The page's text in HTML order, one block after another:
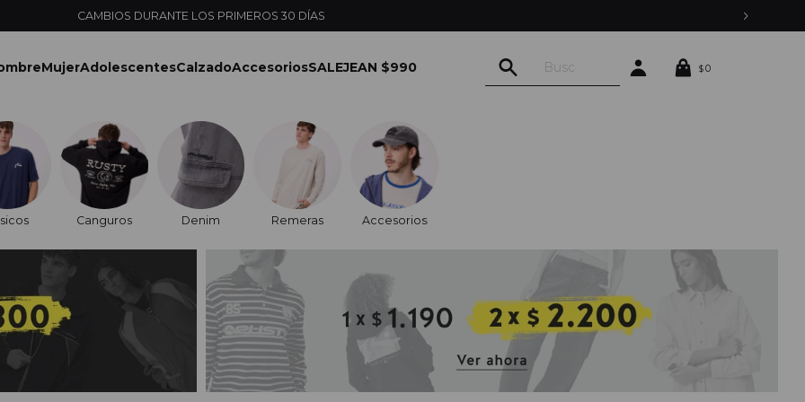
CAMBIOS DURANTE LOS PRIMEROS 30 DÍAS
MujerAdolescentesCalzadoAccesoriosSALEJEAN $990 $0
Canguros Denim Remeras Accesorios